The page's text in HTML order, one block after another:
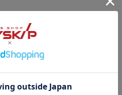
当店では「サイズが合わない」
「注文内容を間違えた」「イメ
ご都合による返品や交換もお受
※一部商品（シューケア用品・